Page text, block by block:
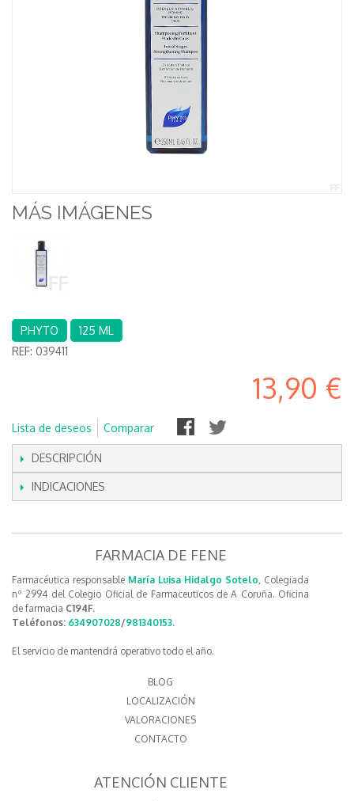
MÁS IMÁGENES
PHYTO
125 ML
REF: 039411
13,90 €
Lista de deseos Comparar
DESCRIPCIÓN
INDICACIONES
FARMACIA DE FENE
Farmacéutica responsable María Luisa Hidalgo Sotelo, Colegiada
nº 2994 del Colegio Oficial de Farmaceuticos de A Coruña. Oficina
de farmacia C194F.
Teléfonos: 634907028/981340153.
El servicio de mantendrá operativo todo el año.
BLOG
LOCALIZACIÓN
VALORACIONES
CONTACTO
ATENCIÓN CLIENTE